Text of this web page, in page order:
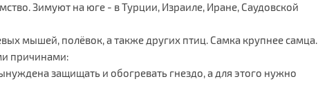
Зимуют на юге - в Турции, Израиле, Иране, Саудовской
мышей, полёвок, а также других птиц. Самка крупнее самца.
причинами:
защищать и обогревать гнездо, а для этого нужно